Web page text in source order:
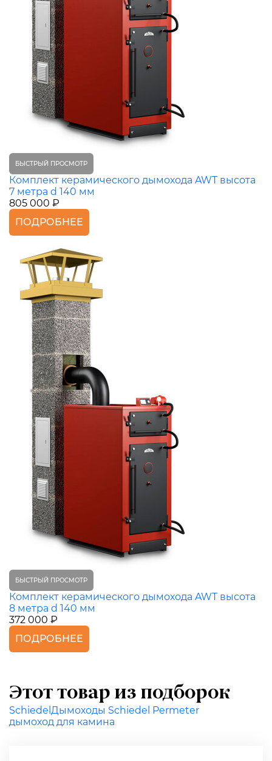
БЫСТРЫЙ ПРОСМОТР
Комплект керамического дымохода AWT высота
7 метра d 140 мм
805 000 ₽
ПОДРОБНЕЕ
БЫСТРЫЙ ПРОСМОТР
Комплект керамического дымохода AWT высота
8 метра d 140 мм
372 000 ₽
ПОДРОБНЕЕ
Этот товар из подборок
Schiedel Дымоходы Schiedel Permeter
дымоход для камина